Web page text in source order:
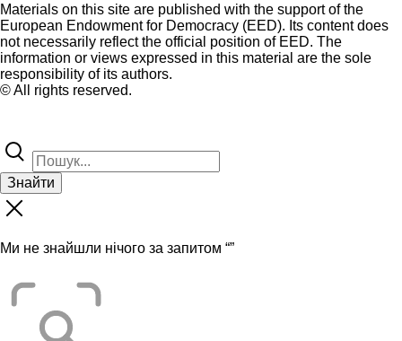
Materials on this site are published with the support of the
European Endowment for Democracy (EED). Its content does
not necessarily reflect the official position of EED. The
information or views expressed in this material are the sole
responsibility of its authors.
© All rights reserved.
Знайти
Ми не знайшли нічого за запитом “”